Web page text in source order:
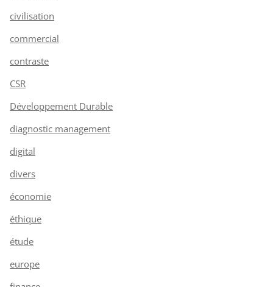
civilisation
commercial
contraste
CSR
Développement Durable
diagnostic management
digital
divers
économie
éthique
étude
europe